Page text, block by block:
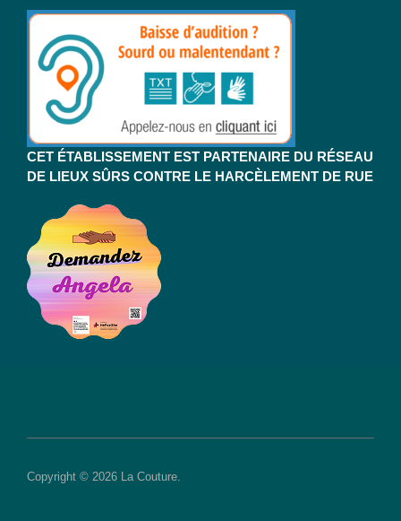
CET ÉTABLISSEMENT EST PARTENAIRE DU RÉSEAU
DE LIEUX SÛRS CONTRE LE HARCÈLEMENT DE RUE
Copyright © 2026 La Couture.